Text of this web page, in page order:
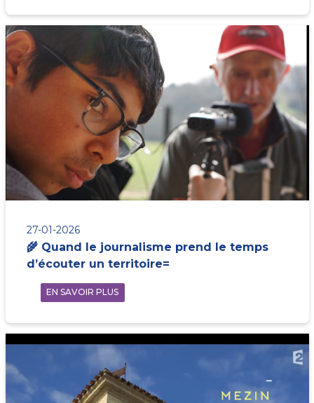
27-01-2026
🌾 Quand le journalisme prend le temps
d’écouter un territoire=
EN SAVOIR PLUS